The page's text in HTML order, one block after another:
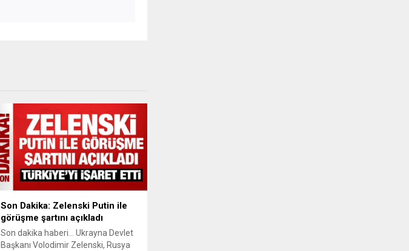
Son Dakika: Zelenski Putin ile
görüşme şartını açıkladı
Son dakika haberi... Ukrayna Devlet
Başkanı Volodimir Zelenski, Rusya